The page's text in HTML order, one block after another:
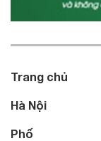
Trang chủ
Hà Nội
Phố